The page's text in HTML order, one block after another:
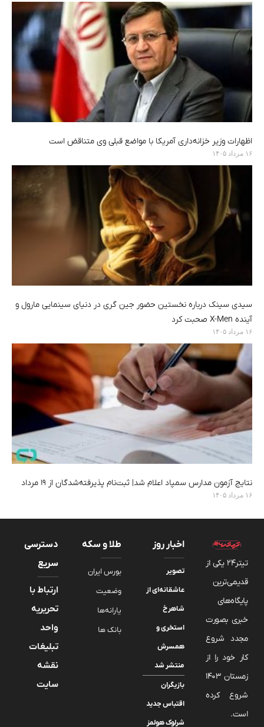
اظهارات وزیر خزانه‌داری آمریکا با مواضع قبلی وی متناقض است
۱۶ مرداد ۱۴۰۵
سیدی سینک درباره نخستین حضور جین گری در دنیای سینمایی مارول و
آینده X-Men صحبت کرد
۱۶ مرداد ۱۴۰۵
نتایج آزمون مدارس سمپاد اعلام شد| ثبت‌نام پذیرفته‌شدگان از ۱۹ مرداد
۱۶ مرداد ۱۴۰۵
تیتر24 یکی از
قدیمی‌ترین
پایگاه‌های
خبری بصورت
مجدد شروع
کار خود را از
زمستان 1403
شروع کرده
است.
اخبار روز
تصویر
عاشقانه‌ای از
شاهرخ
استخری و
همسرش
منتشر شد
بازیگران
اقتباس جدید
شرلوک هولمز
طلا و سکه
بورس ایران
وضعیت
یارانه‌ها
بانک ها
دسترسی
سریع
ارتباط با
تحریریه
واحد
تبلیغات
نقشه
سایت